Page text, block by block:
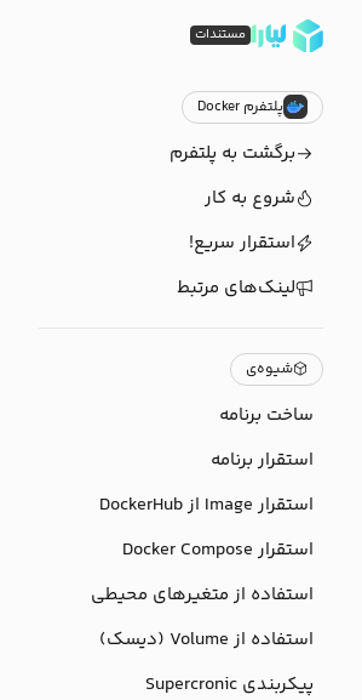
مستندات
پلتفرم Docker
برگشت به پلتفرم
شروع به کار
استقرار سریع!
لینک‌های مرتبط
شیوه‌ی
ساخت برنامه
استقرار برنامه
استقرار Image از DockerHub
استقرار Docker Compose
استفاده از متغیرهای محیطی
استفاده از Volume (دیسک)
پیکربندی Supercronic